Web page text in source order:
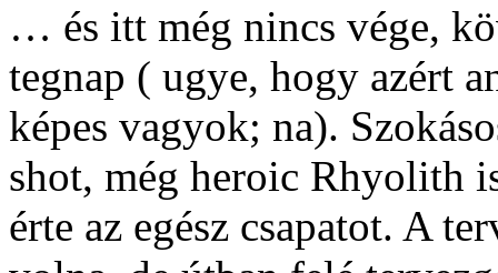
… és itt még nincs vége,
tegnap ( ugye, hogy azért
képes vagyok; na).
shot, még heroic Rhyolith
érte az egész csapatot. A